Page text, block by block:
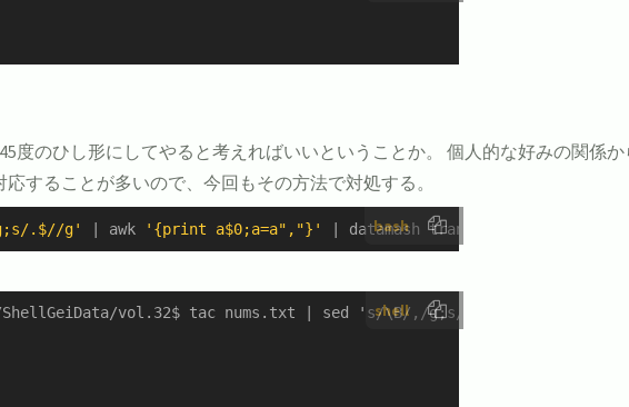
度のひし形にしてやると考えればいいということか。 個人的な好みの関係
することが多いので、今回もその方法で対処する。
bash
.$//g' | awk '{print a$0;a=a","}' | datamash transpose -t, --no-
shell
01:~/ShellGeiData/vol.32$ tac nums.txt | sed 's/\B/,/g;s/.$//g' |